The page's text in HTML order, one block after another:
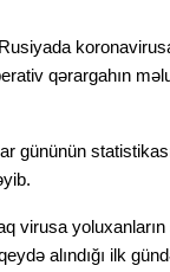
qərargahın
gününün
virusa
alındığı ilk